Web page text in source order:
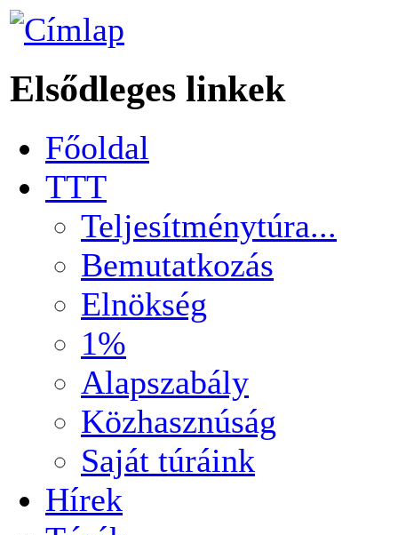
Elsődleges linkek
Főoldal
TTT
Teljesítménytúra...
Bemutatkozás
Elnökség
1%
Alapszabály
Közhasznúság
Saját túráink
Hírek